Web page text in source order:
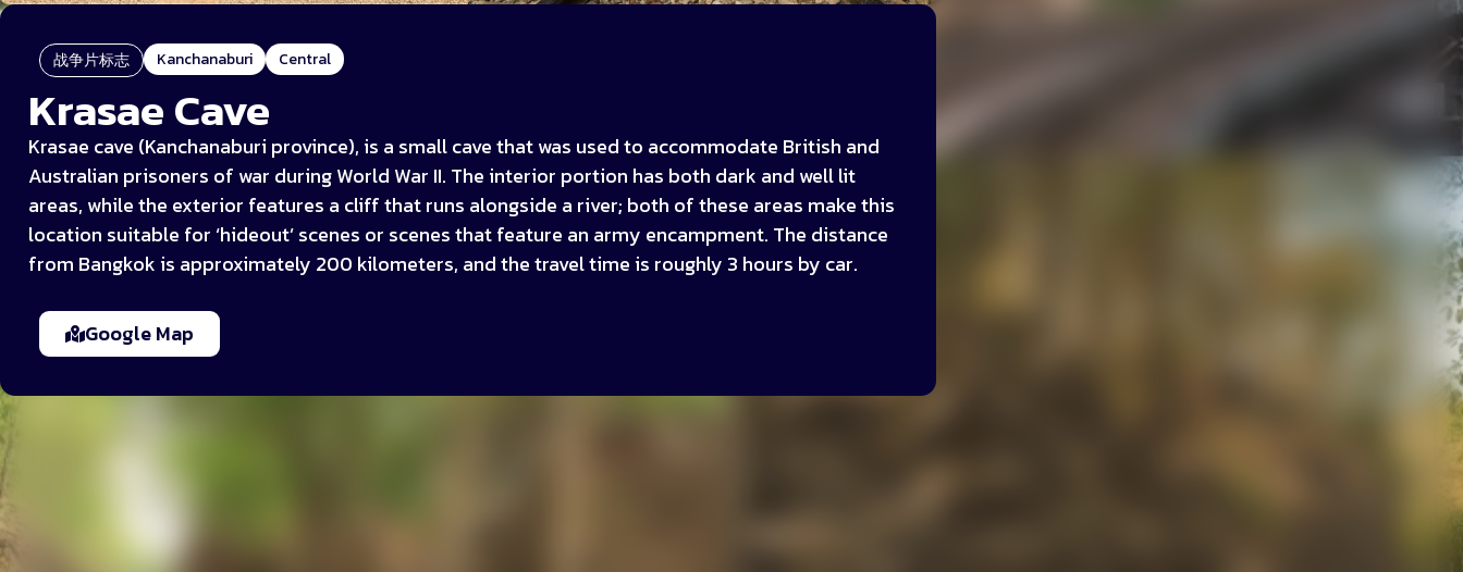
战争片标志 Kanchanaburi Central
Krasae Cave
Krasae cave (Kanchanaburi province), is a small cave that was used to accommodate British and
Australian prisoners of war during World War II. The interior portion has both dark and well lit
areas, while the exterior features a cliff that runs alongside a river; both of these areas make this
location suitable for ‘hideout’ scenes or scenes that feature an army encampment. The distance
from Bangkok is approximately 200 kilometers, and the travel time is roughly 3 hours by car.
Google Map